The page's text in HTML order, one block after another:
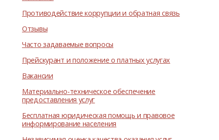
Противодействие коррупции и обратная связь
Отзывы
Часто задаваемые вопросы
Прейскурант и положение о платных услугах
Вакансии
Материально-техническое обеспечение
предоставления услуг
Бесплатная юридическая помощь и правовое
информирование населения